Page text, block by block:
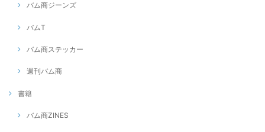
バム商ジーンズ
バムT
バム商ステッカー
週刊バム商
書籍
バム商ZINES